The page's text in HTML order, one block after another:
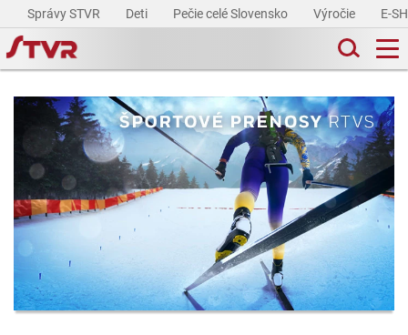
Správy STVR Deti Pečie celé Slovensko Výročie E-